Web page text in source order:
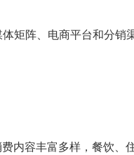
矩阵、电商平台和分销
内容丰富多样，餐饮、